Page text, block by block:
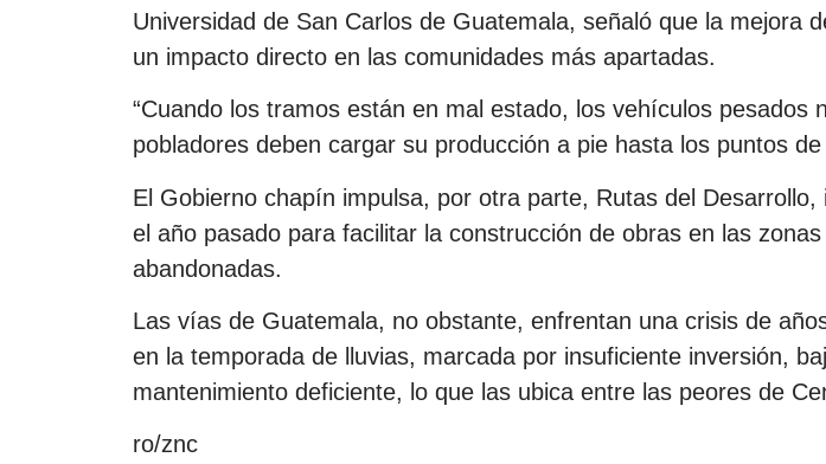
Universidad de San Carlos de Guatemala, señaló que la mejora
un impacto directo en las comunidades más apartadas.
“Cuando los tramos están en mal estado, los vehículos pesados
pobladores deben cargar su producción a pie hasta los puntos de
El Gobierno chapín impulsa, por otra parte, Rutas del Desarrollo,
el año pasado para facilitar la construcción de obras en las
abandonadas.
Las vías de Guatemala, no obstante, enfrentan una crisis de
en la temporada de lluvias, marcada por insuficiente inversión,
mantenimiento deficiente, lo que las ubica entre las peores de
ro/znc